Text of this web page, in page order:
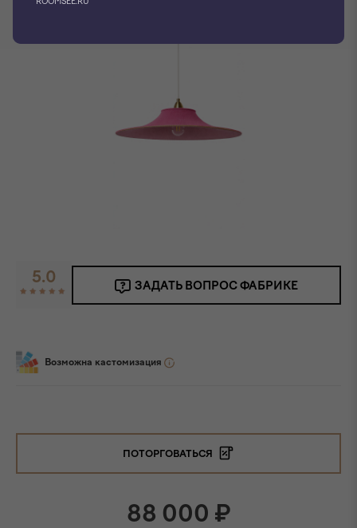
5.0 ЗАДАТЬ ВОПРОС ФАБРИКЕ
Возможна кастомизация
ПОТОРГОВАТЬСЯ
88 000 ₽